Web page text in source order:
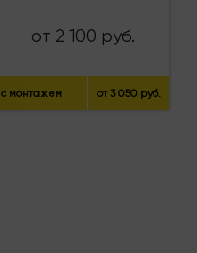
от 2 100 руб.
с монтажем от 3 050 руб.